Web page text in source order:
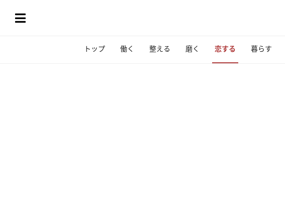
トップ 働く 整える 磨く 恋する 暮らす